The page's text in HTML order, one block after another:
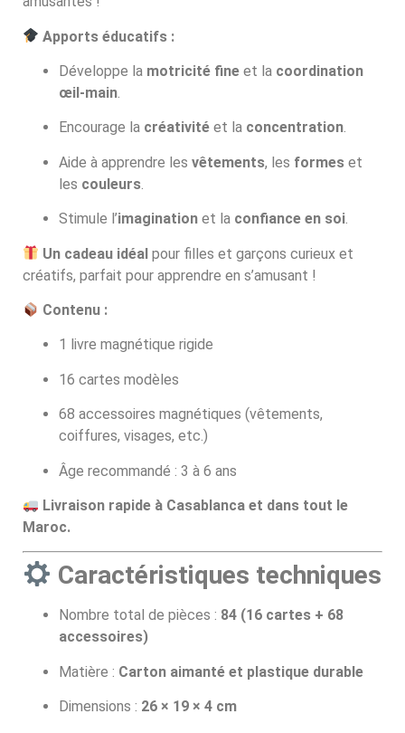
Apports éducatifs :
Développe la motricité fine et la coordination
œil-main.
Encourage la créativité et la concentration.
Aide à apprendre les vêtements, les formes et
les couleurs.
Stimule l’imagination et la confiance en soi.
Un cadeau idéal pour filles et garçons curieux et
créatifs, parfait pour apprendre en s’amusant !
Contenu :
1 livre magnétique rigide
16 cartes modèles
68 accessoires magnétiques (vêtements,
coiffures, visages, etc.)
Âge recommandé : 3 à 6 ans
Livraison rapide à Casablanca et dans tout le
Maroc.
Caractéristiques techniques
Nombre total de pièces : 84 (16 cartes + 68
accessoires)
Matière : Carton aimanté et plastique durable
Dimensions : 26 × 19 × 4 cm